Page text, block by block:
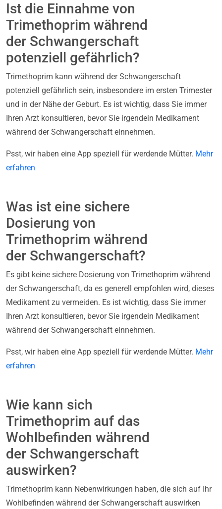
Ist die Einnahme von
Trimethoprim während
der Schwangerschaft
potenziell gefährlich?
Trimethoprim kann während der Schwangerschaft
potenziell gefährlich sein, insbesondere im ersten Trimester
und in der Nähe der Geburt. Es ist wichtig, dass Sie immer
Ihren Arzt konsultieren, bevor Sie irgendein Medikament
während der Schwangerschaft einnehmen.
Psst, wir haben eine App speziell für werdende Mütter. Mehr
erfahren
Was ist eine sichere
Dosierung von
Trimethoprim während
der Schwangerschaft?
Es gibt keine sichere Dosierung von Trimethoprim während
der Schwangerschaft, da es generell empfohlen wird, dieses
Medikament zu vermeiden. Es ist wichtig, dass Sie immer
Ihren Arzt konsultieren, bevor Sie irgendein Medikament
während der Schwangerschaft einnehmen.
Psst, wir haben eine App speziell für werdende Mütter. Mehr
erfahren
Wie kann sich
Trimethoprim auf das
Wohlbefinden während
der Schwangerschaft
auswirken?
Trimethoprim kann Nebenwirkungen haben, die sich auf Ihr
Wohlbefinden während der Schwangerschaft auswirken